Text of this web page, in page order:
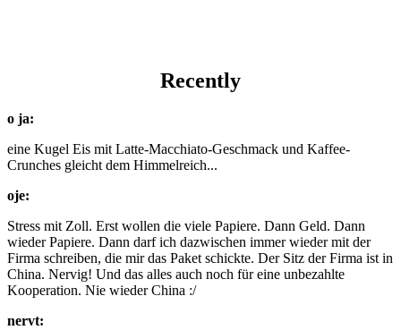
Recently
o ja:
eine Kugel Eis mit Latte-Macchiato-Geschmack und Kaffee-
Crunches gleicht dem Himmelreich...
oje:
Stress mit Zoll. Erst wollen die viele Papiere. Dann Geld. Dann
wieder Papiere. Dann darf ich dazwischen immer wieder mit der
Firma schreiben, die mir das Paket schickte. Der Sitz der Firma ist in
China. Nervig! Und das alles auch noch für eine unbezahlte
Kooperation. Nie wieder China :/
nervt: